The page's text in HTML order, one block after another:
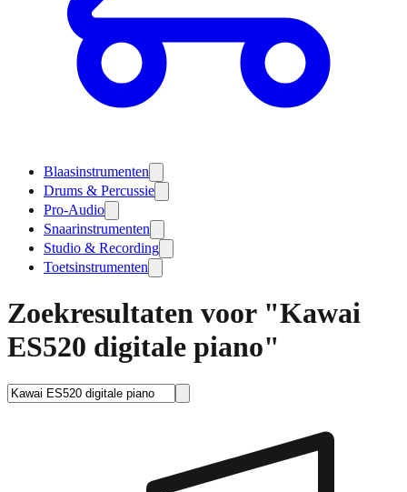
Blaasinstrumenten
Drums & Percussie
Pro-Audio
Snaarinstrumenten
Studio & Recording
Toetsinstrumenten
Zoekresultaten voor "Kawai
ES520 digitale piano"